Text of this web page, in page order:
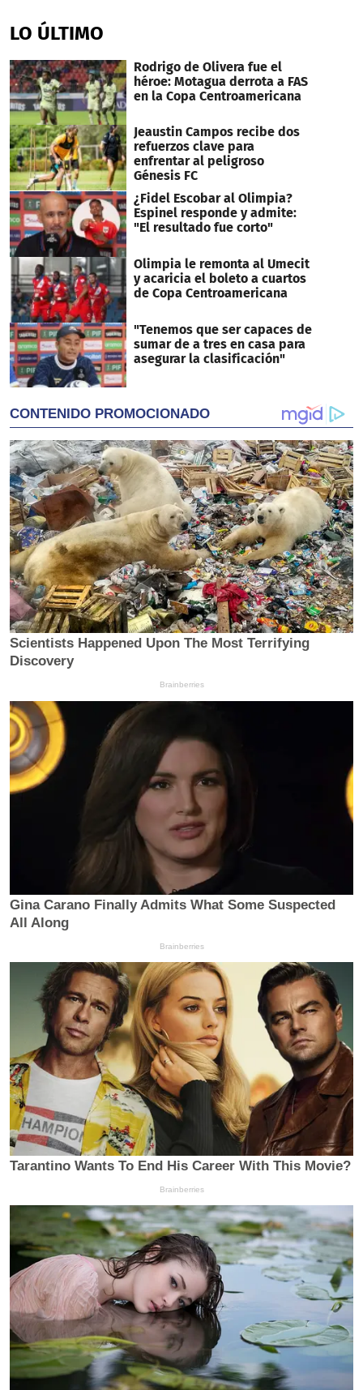
of
47
LO ÚLTIMO
Rodrigo de Olivera fue el
héroe: Motagua derrota a FAS
en la Copa Centroamericana
Jeaustin Campos recibe dos
refuerzos clave para
enfrentar al peligroso
Génesis FC
¿Fidel Escobar al Olimpia?
Espinel responde y admite:
"El resultado fue corto"
Olimpia le remonta al Umecit
y acaricia el boleto a cuartos
de Copa Centroamericana
"Tenemos que ser capaces de
sumar de a tres en casa para
asegurar la clasificación"